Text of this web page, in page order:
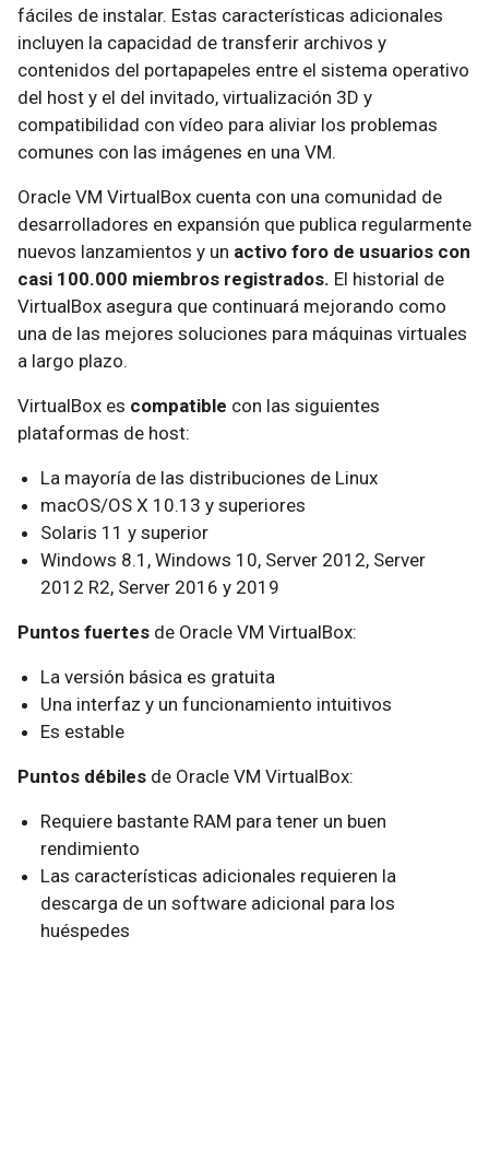
fáciles de instalar. Estas características adicionales
incluyen la capacidad de transferir archivos y
contenidos del portapapeles entre el sistema operativo
del host y el del invitado, virtualización 3D y
compatibilidad con vídeo para aliviar los problemas
comunes con las imágenes en una VM.
Oracle VM VirtualBox cuenta con una comunidad de
desarrolladores en expansión que publica regularmente
nuevos lanzamientos y un activo foro de usuarios con
casi 100.000 miembros registrados. El historial de
VirtualBox asegura que continuará mejorando como
una de las mejores soluciones para máquinas virtuales
a largo plazo.
VirtualBox es compatible con las siguientes
plataformas de host:
La mayoría de las distribuciones de Linux
macOS/OS X 10.13 y superiores
Solaris 11 y superior
Windows 8.1, Windows 10, Server 2012, Server
2012 R2, Server 2016 y 2019
Puntos fuertes de Oracle VM VirtualBox:
La versión básica es gratuita
Una interfaz y un funcionamiento intuitivos
Es estable
Puntos débiles de Oracle VM VirtualBox:
Requiere bastante RAM para tener un buen
rendimiento
Las características adicionales requieren la
descarga de un software adicional para los
huéspedes